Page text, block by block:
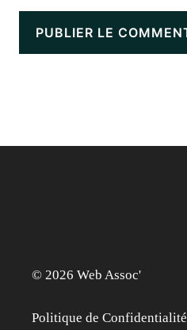
© 2026 Web Assoc'
Politique de Confidentialité